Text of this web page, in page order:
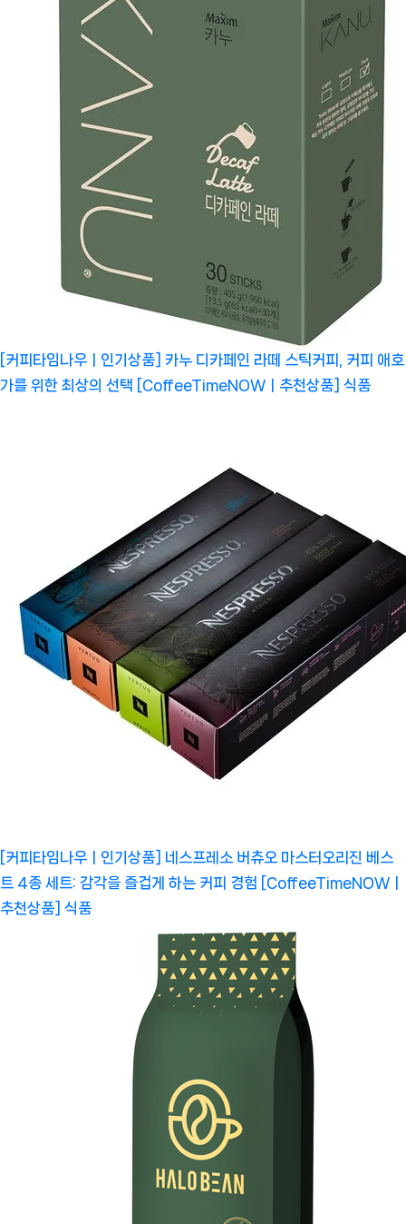
[커피타임나우ㅣ인기상품] 카누 디카페인 라떼 스틱커피, 커피 애호
가를 위한 최상의 선택 [CoffeeTimeNOWㅣ추천상품] 식품
[커피타임나우ㅣ인기상품] 네스프레소 버츄오 마스터오리진 베스
트 4종 세트: 감각을 즐겁게 하는 커피 경험 [CoffeeTimeNOWㅣ
추천상품] 식품